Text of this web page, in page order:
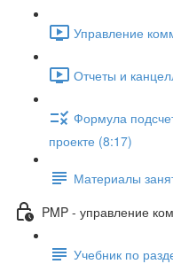
Управление
Отчеты и
Формула
проекте (8:17)
Материалы
PMP - управление
Учебник по